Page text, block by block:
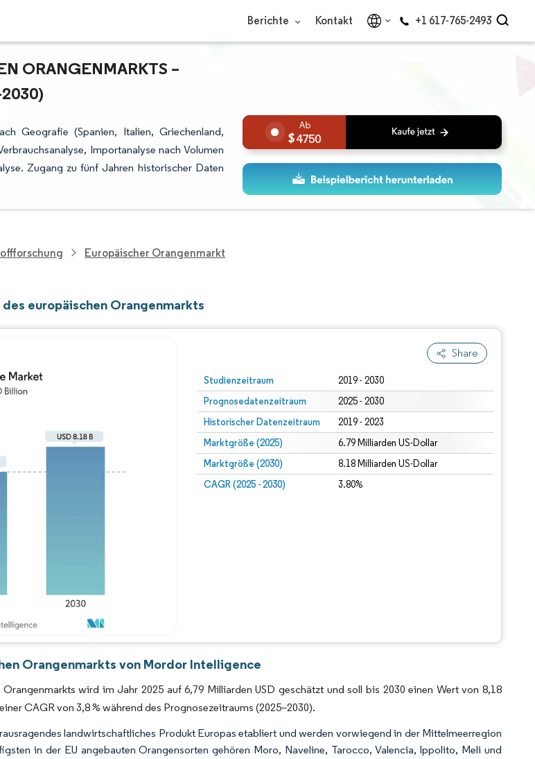
Berichte Kontakt +1 617-765-2493
ORANGENMARKTS – W
Geografie (Spanien, Italien, Griechenland,
Importanalyse nach Volumen
Zugang zu fünf Jahren historischer Daten
4750
Europäischer Orangenmarkt
europäischen Orangenmarkts
Share
Studienzeitraum 2019 - 2030
Prognosedatenzeitraum 2025 - 2030
Historischer Datenzeitraum 2019 - 2023
Marktgröße (2025) 6.79 Milliarden US-Dollar
Marktgröße (2030) 8.18 Milliarden US-Dollar
CAGR (2025 - 2030) 3.80%
Orangenmarkts von Mordor Intelligence
wird im Jahr 2025 auf 6,79 Milliarden USD geschätzt und soll bis 2030 einen Wert von 8,18
CAGR von 3,8 % während des Prognosezeitraums (2025–2030).
landwirtschaftliches Produkt Europas etabliert und werden vorwiegend in der Mittelmeerregion
in der EU angebauten Orangensorten gehören Moro, Naveline, Tarocco, Valencia, Ippolito, Meli und